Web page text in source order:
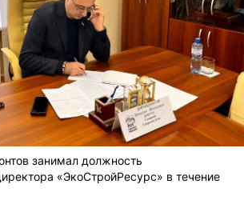
занимал должность
«ЭкоСтройРесурс» в течение